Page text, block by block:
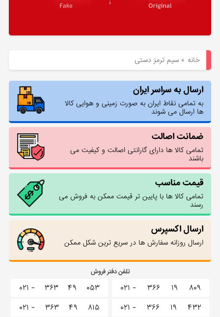
خانه »سیم ترمز دستی
ارسال به سراسر ایران
به تمامی نقاط ایران به صورت زمینی و هوایی کالا
ها ارسال می شوند
ضمانت اصالت
تمامی کالا ها دارای گارانتی اصالت و کیفیت می
باشند
قیمت مناسب
تمامی کالا ها با پایین تر قیمت ممکن به فروش می
رسند
ارسال اکسپرس
ارسال روزانه سفارش ها در سریع ترین شکل ممکن
تلفن دفتر فروش
۰۲۱ - ۳۶۶ ۱۹
۸۰۹
۰۲۱ -
۳۶۶ ۱۹
۴۳۲
۰۲۱ - ۳۶۳ ۴۹
۰۵۳
۰۲۱ -
۳۶۳ ۴۹
۸۱۵